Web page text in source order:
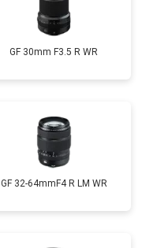
GF 30mm F3.5 R WR
GF 32-64mmF4 R LM WR